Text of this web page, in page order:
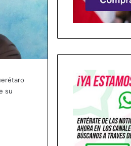
su